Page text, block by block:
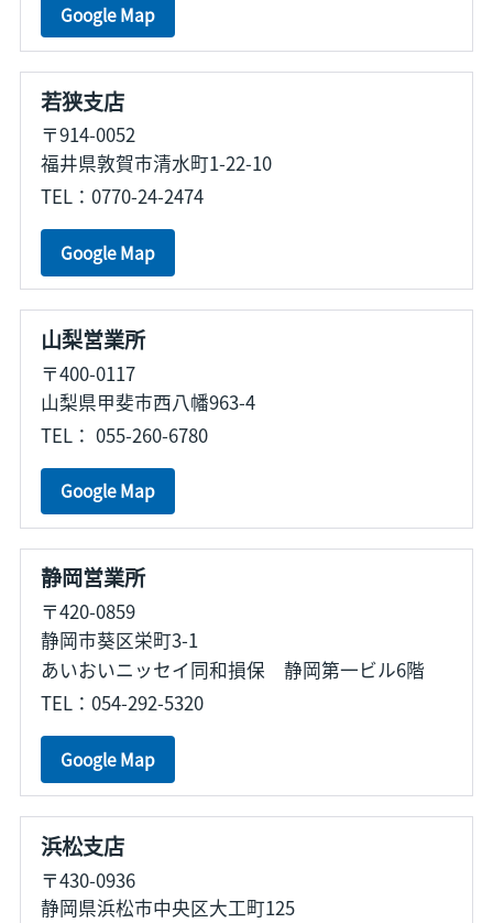
Google Map
若狭支店
〒914-0052
福井県敦賀市清水町1-22-10
TEL：0770-24-2474
Google Map
山梨営業所
〒400-0117
山梨県甲斐市西八幡963-4
TEL： 055-260-6780
Google Map
静岡営業所
〒420-0859
静岡市葵区栄町3-1
あいおいニッセイ同和損保 静岡第一ビル6階
TEL：054-292-5320
Google Map
浜松支店
〒430-0936
静岡県浜松市中央区大工町125